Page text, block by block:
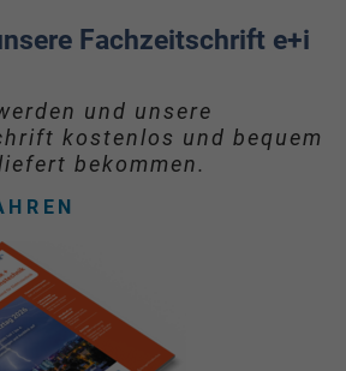
Fachzeitschrift e+i
und unsere
kostenlos und bequem
bekommen.